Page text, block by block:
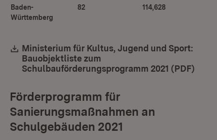
Baden-
Württemberg
82 114,628
Download:
Ministerium für Kultus, Jugend und Sport:
Bauobjektliste zum
Schulbauförderungsprogramm 2021 (PDF)
Förderprogramm für
Sanierungsmaßnahmen an
Schulgebäuden 2021